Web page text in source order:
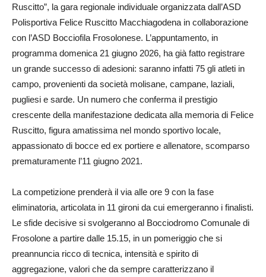
Ruscitto”, la gara regionale individuale organizzata dall’ASD
Polisportiva Felice Ruscitto Macchiagodena in collaborazione
con l’ASD Bocciofila Frosolonese. L’appuntamento, in
programma domenica 21 giugno 2026, ha già fatto registrare
un grande successo di adesioni: saranno infatti 75 gli atleti in
campo, provenienti da società molisane, campane, laziali,
pugliesi e sarde. Un numero che conferma il prestigio
crescente della manifestazione dedicata alla memoria di Felice
Ruscitto, figura amatissima nel mondo sportivo locale,
appassionato di bocce ed ex portiere e allenatore, scomparso
prematuramente l’11 giugno 2021.
La competizione prenderà il via alle ore 9 con la fase
eliminatoria, articolata in 11 gironi da cui emergeranno i finalisti.
Le sfide decisive si svolgeranno al Bocciodromo Comunale di
Frosolone a partire dalle 15.15, in un pomeriggio che si
preannuncia ricco di tecnica, intensità e spirito di
aggregazione, valori che da sempre caratterizzano il